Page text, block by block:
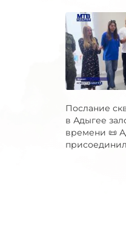
Послание
в Адыгее
времени 📜